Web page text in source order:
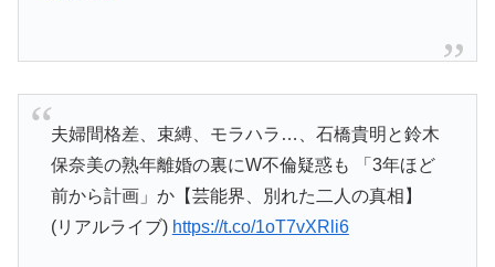
夫婦間格差、束縛、モラハラ…、石橋貴明と鈴木
保奈美の熟年離婚の裏にW不倫疑惑も 「3年ほど
前から計画」か【芸能界、別れた二人の真相】
(リアルライブ) https://t.co/1oT7vXRli6